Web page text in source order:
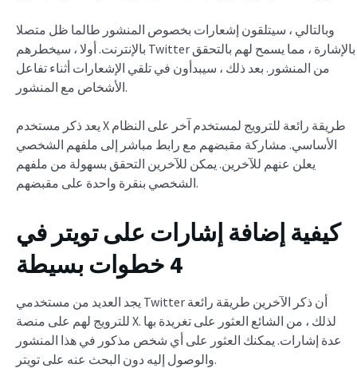
وبالتالي ، سيتلقون إشعارات بخصوص المنشور طالما ظل متصلا
بالإنترنت. أولا ، سيخطرهم Twitter بالإشارة ، مما يسمح لهم بالتحقق
من المنشور. بعد ذلك ، سيبدأون في تلقي الإشعارات أثناء تفاعل
الأشخاص مع المنشور.
يعد ذكر مستخدم X طريقة رائعة للترويج لمستخدم آخر على النظام
الأساسي. مشاركة مقبضهم مع رابط مباشر إلى ملفهم الشخصي
يعلن عنهم للآخرين. يمكن للآخرين التحقق بسهولة من ملفهم
الشخصي بنقرة واحدة على مقبضهم.
كيفية إضافة إشارات على تويتر في
4 خطوات بسيطة
يجد العديد من مستخدمي Twitter أن ذكر الآخرين طريقة رائعة
للترويج لهم على منصة X. لذلك ، من الشائع العثور على تغريدة بها
عدة إشارات. يمكنك العثور على أي شخص مذكور في هذا المنشور
والوصول إليه دون البحث عنه على تويتر.